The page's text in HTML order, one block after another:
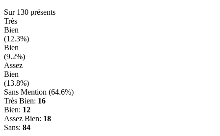
Sur 130 présents
Très
Bien
(12.3%)
Bien
(9.2%)
Assez
Bien
(13.8%)
Sans Mention (64.6%)
Très Bien: 16
Bien: 12
Assez Bien: 18
Sans: 84